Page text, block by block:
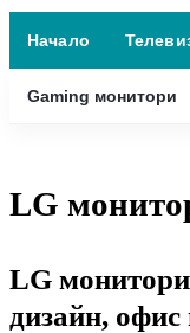
Начало
Gaming монитори
LG
LG монитори
дизайн,